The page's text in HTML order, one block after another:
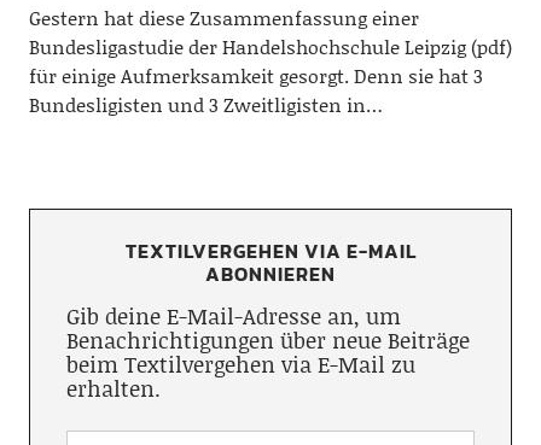
Gestern hat diese Zusammenfassung einer
Bundesligastudie der Handelshochschule Leipzig (pdf)
für einige Aufmerksamkeit gesorgt. Denn sie hat 3
Bundesligisten und 3 Zweitligisten in…
TEXTILVERGEHEN VIA E-MAIL
ABONNIEREN
Gib deine E-Mail-Adresse an, um
Benachrichtigungen über neue Beiträge
beim Textilvergehen via E-Mail zu
erhalten.